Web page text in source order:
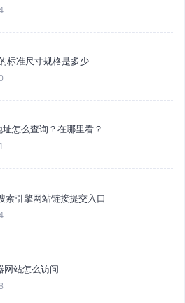
标准尺寸规格是多少
怎么查询？在哪里看？
索引擎网站链接提交入口
网站怎么访问